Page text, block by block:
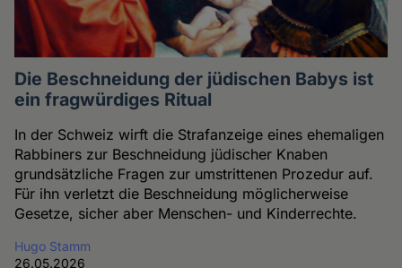
Die Beschneidung der jüdischen Babys ist
ein fragwürdiges Ritual
In der Schweiz wirft die Strafanzeige eines ehemaligen
Rabbiners zur Beschneidung jüdischer Knaben
grundsätzliche Fragen zur umstrittenen Prozedur auf.
Für ihn verletzt die Beschneidung möglicherweise
Gesetze, sicher aber Menschen- und Kinderrechte.
Hugo Stamm
26.05.2026